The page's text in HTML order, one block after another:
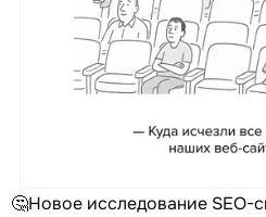
🤔Новое исследование SEO-